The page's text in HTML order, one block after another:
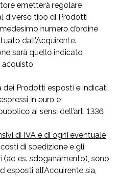
emetterà regolare
diverso tipo di Prodotti
numero d’ordine
dall’Acquirente.
sarà quello indicato
acquisto.
dei Prodotti esposti e indicati
in euro e
ai sensi dell’art. 1336
di IVA e di ogni eventuale
costi di spedizione e gli
(ad es. sdoganamento), sono
esposti all’Acquirente sia,